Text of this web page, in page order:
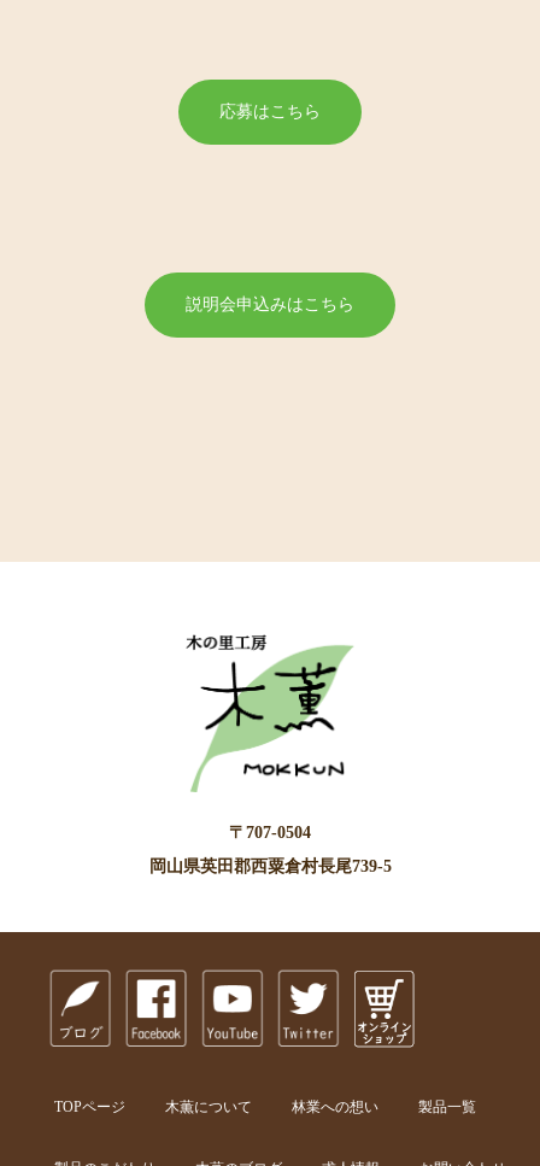
応募はこちら
説明会申込みはこちら
〒707-0504
岡山県英田郡西粟倉村長尾739-5
TOPページ 木薫について 林業への想い 製品一覧